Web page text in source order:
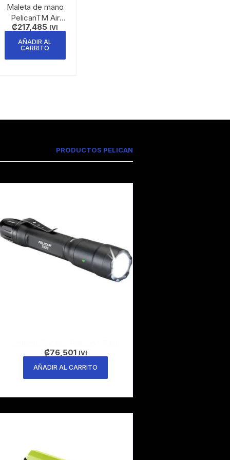
Maleta de mano
PelicanTM Air
1535
₡217,485 IVI
AÑADIR AL
CARRITO
PRODUCTOS PELICAN
₡76,501 IVI
AÑADIR AL CARRITO